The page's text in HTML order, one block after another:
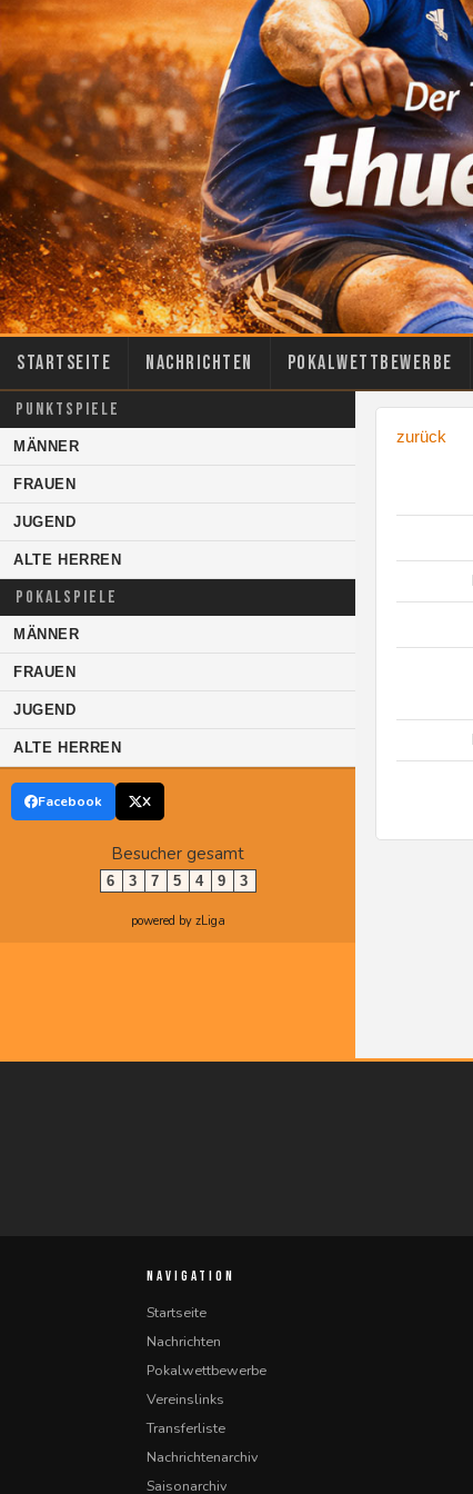
Startseite Nachrichten Pokalwettbewerbe
PUNKTSPIELE
MÄNNER
FRAUEN
JUGEND
ALTE HERREN
POKALSPIELE
MÄNNER
FRAUEN
JUGEND
ALTE HERREN
Facebook X
Besucher gesamt
6 3 7 5 4 9 3
powered by zLiga
zurück
NAVIGATION
Startseite
Nachrichten
Pokalwettbewerbe
Vereinslinks
Transferliste
Nachrichtenarchiv
Saisonarchiv